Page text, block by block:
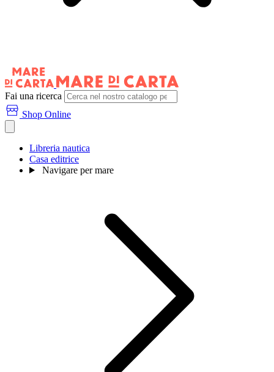
Fai una ricerca
Shop Online
Libreria nautica
Casa editrice
Navigare per mare